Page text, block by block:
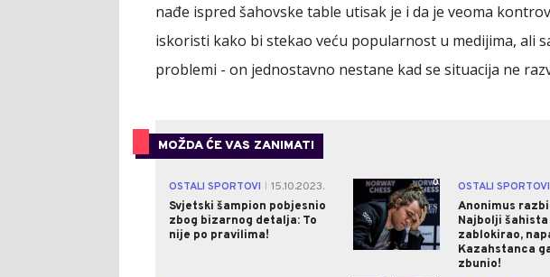
nađe ispred šahovske table utisak je i da je veoma
iskoristi kako bi stekao veću popularnost u medijima, ali
problemi - on jednostavno nestane kad se situacija ne
MOŽDA ĆE VAS ZANIMATI
OSTALI SPORTOVI
15.10.2023.
Svjetski šampion pobjesnio
zbog bizarnog detalja: To
nije po pravilima!
0 OSTALI SPORTOVI
Anonimus
Najbolji
zablokirao,
Kazahstanca
zbunio!